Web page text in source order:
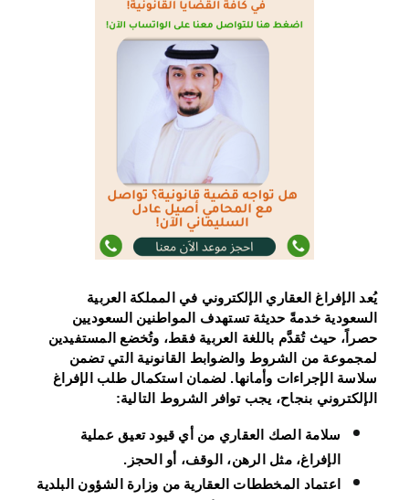
يُعد الإفراغ العقاري الإلكتروني في المملكة العربية
السعودية خدمةً حديثة تستهدف المواطنين السعوديين
حصراً، حيث تُقدَّم باللغة العربية فقط، وتُخضع المستفيدين
لمجموعة من الشروط والضوابط القانونية التي تضمن
سلاسة الإجراءات وأمانها. لضمان استكمال طلب الإفراغ
الإلكتروني بنجاح، يجب توافر الشروط التالية:
سلامة الصك العقاري من أي قيود تعيق عملية
الإفراغ، مثل الرهن، الوقف، أو الحجز.
اعتماد المخططات العقارية من وزارة الشؤون البلدية